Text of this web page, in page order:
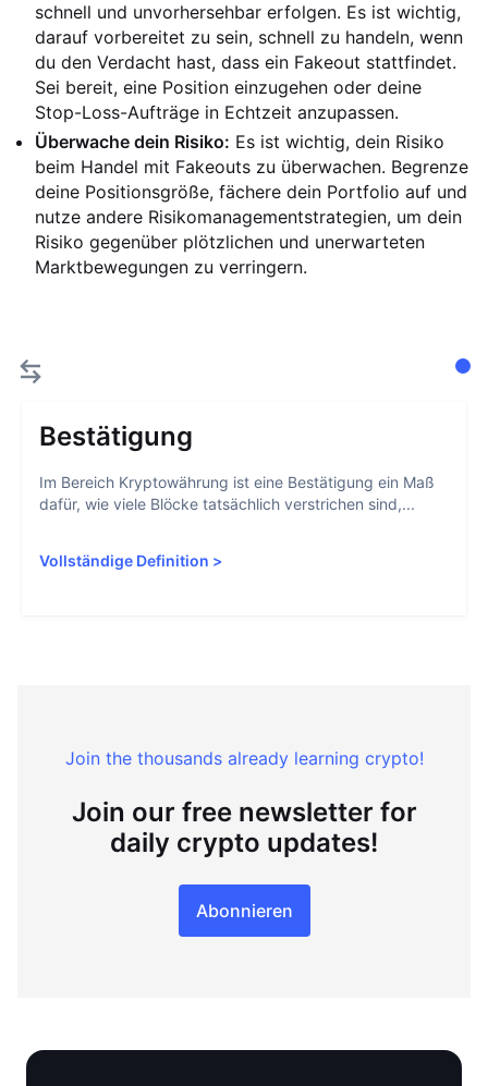
schnell und unvorhersehbar erfolgen. Es ist wichtig,
darauf vorbereitet zu sein, schnell zu handeln, wenn
du den Verdacht hast, dass ein Fakeout stattfindet.
Sei bereit, eine Position einzugehen oder deine
Stop-Loss-Aufträge in Echtzeit anzupassen.
Überwache dein Risiko: Es ist wichtig, dein Risiko
beim Handel mit Fakeouts zu überwachen. Begrenze
deine Positionsgröße, fächere dein Portfolio auf und
nutze andere Risikomanagementstrategien, um dein
Risiko gegenüber plötzlichen und unerwarteten
Marktbewegungen zu verringern.
Bestätigung
Im Bereich Kryptowährung ist eine Bestätigung ein Maß
dafür, wie viele Blöcke tatsächlich verstrichen sind,...
Vollständige Definition >
Join the thousands already learning crypto!
Join our free newsletter for
daily crypto updates!
Abonnieren